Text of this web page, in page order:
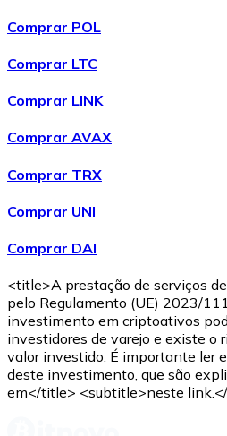
WBTC
AVAX
Comprar POL
Comprar LTC
Comprar LINK
Comprar AVAX
Comprar TRX
Comprar UNI
Comprar DAI
<title>A prestação de serviços
pelo Regulamento (UE) 2023/
investimento em criptoativos
investidores de varejo e existe o
valor investido. É importante ler
deste investimento, que são
em</title> <subtitle>neste